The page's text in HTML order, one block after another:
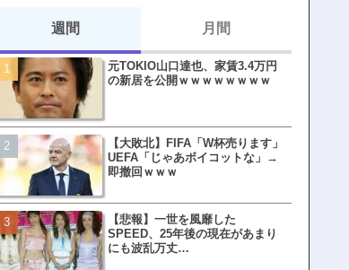
週間
元TOKIO山口達也、家賃3.4万円
の新居を公開ｗｗｗｗｗｗｗｗ
【大敗北】FIFA「W杯売ります」
UEFA「じゃあボイコットな」→
即撤回ｗｗｗ
【悲報】一世を風靡した
SPEED、25年後の現在があまり
にも波乱万丈…
月間
【悲報】東京着く前にHP尽
方民ｗｗｗ移動だけで瀕死
【ファーw】水着女子さん
オッサン盗撮してる…通報
皇族確保策、天皇陛下の一
界ピリつくｗｗｗ